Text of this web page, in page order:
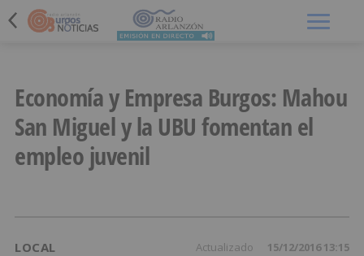
Economía y Empresa Burgos: Mahou
San Miguel y la UBU fomentan el
empleo juvenil
LOCAL Actualizado 15/12/2016 13:15